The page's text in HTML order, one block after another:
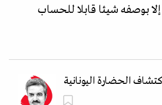
إلا بوصفه شيئا قابلا للحساب
الحضارة اليونانية